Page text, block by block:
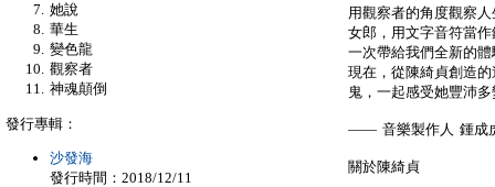
用觀察者的角度觀察
女郎，用文字音符當
一次帶給我們全新的體
現在，從陳綺貞創造
鬼，一起感受她豐沛
—— 音樂製作人 鍾成
關於陳綺貞
她說
華生
變色龍
觀察者
神魂顛倒
發行專輯：
沙發海
發行時間：2018/12/11